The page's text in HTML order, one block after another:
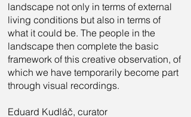
landscape not only in terms of external
living conditions but also in terms of
what it could be. The people in the
landscape then complete the basic
framework of this creative observation, of
which we have temporarily become part
through visual recordings.
Eduard Kudláč, curator